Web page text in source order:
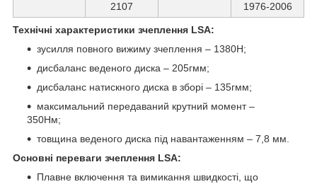
2107
1976-2006
Технічні характеристики зчеплення LSA:
зусилля повного вижиму зчеплення – 1380Н;
дисбаланс веденого диска – 205гмм;
дисбаланс натискного диска в зборі – 135гмм;
максимальний передаваний крутний момент –
350Нм;
товщина веденого диска під навантаженням – 7,8 мм.
Основні переваги зчеплення LSA:
Плавне включення та вимикання швидкості, що